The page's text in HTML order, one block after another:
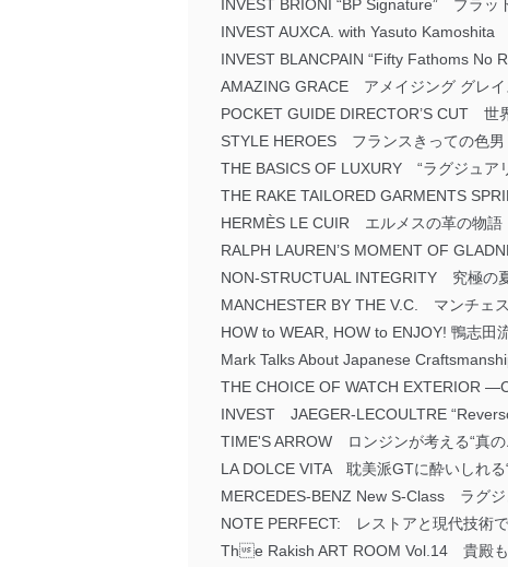
INVEST BRIONI “BP Signature” ブラッ
INVEST AUXCA. with Yasuto
INVEST BLANCPAIN “Fifty Fathoms
AMAZING GRACE アメイジング グレ
POCKET GUIDE DIRECTOR’S CUT
STYLE HEROES フランスきっての色
THE BASICS OF LUXURY “ラグジュア
THE RAKE TAILORED GARMENTS
HERMÈS LE CUIR エルメスの革の物
RALPH LAUREN’S MOMENT OF
NON-STRUCTUAL INTEGRITY 究極の
MANCHESTER BY THE V.C. マンチェ
HOW to WEAR, HOW to ENJOY! 鴨志
Mark Talks About Japanese
THE CHOICE OF WATCH EXTERIOR
INVEST JAEGER-LECOULTRE
TIME'S ARROW ロンジンが考える“真の
LA DOLCE VITA 耽美派GTに酔いしれる
MERCEDES-BENZ New S-Class ラグ
NOTE PERFECT: レストアと現代技術
The Rakish ART ROOM Vol.14 貴殿